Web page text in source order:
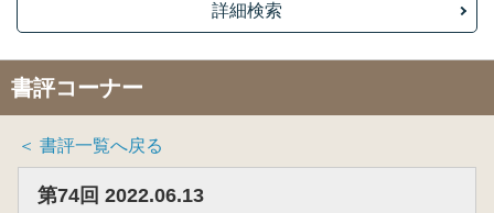
詳細検索
書評コーナー
＜ 書評一覧へ戻る
第74回 2022.06.13